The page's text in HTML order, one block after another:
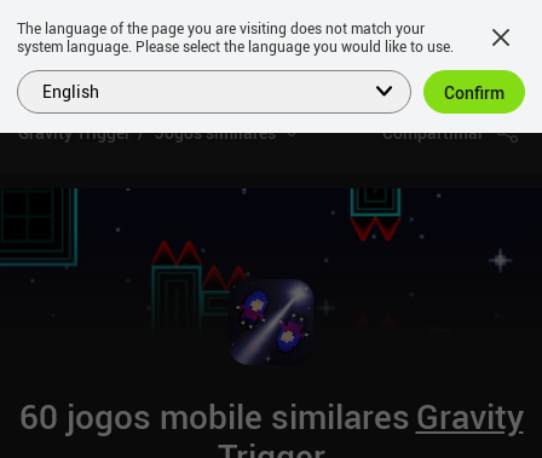
Gravity Trigger Jogos similares Compartilhar
60 jogos mobile similaresGravity
The language of the page you are visiting does not match your
system language. Please select the language you would like to use.
English Confirm